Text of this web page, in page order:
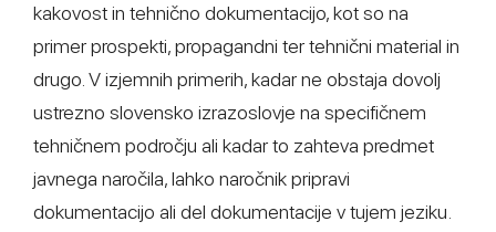
kakovost in tehnično dokumentacijo, kot so na
primer prospekti, propagandni ter tehnični material in
drugo. V izjemnih primerih, kadar ne obstaja dovolj
ustrezno slovensko izrazoslovje na specifičnem
tehničnem področju ali kadar to zahteva predmet
javnega naročila, lahko naročnik pripravi
dokumentacijo ali del dokumentacije v tujem jeziku.